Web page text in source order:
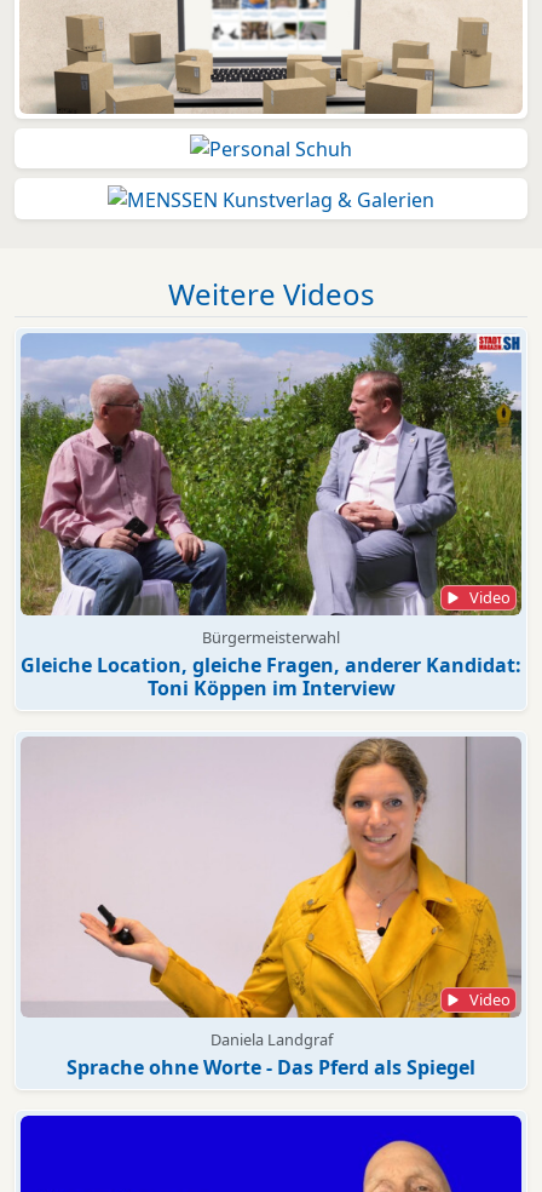
Weitere Videos
Video
Bürgermeisterwahl
Gleiche Location, gleiche Fragen, anderer Kandidat:
Toni Köppen im Interview
Video
Daniela Landgraf
Sprache ohne Worte - Das Pferd als Spiegel